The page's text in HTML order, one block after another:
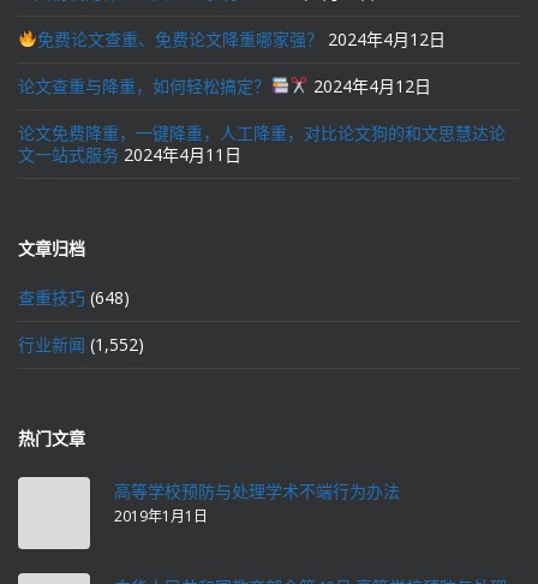
免费论文查重、免费论文降重哪家强？ 2024年4月12日
论文查重与降重，如何轻松搞定？ 2024年4月12日
论文免费降重，一键降重，人工降重，对比论文狗的和文思慧达论
文一站式服务 2024年4月11日
文章归档
查重技巧 (648)
行业新闻 (1,552)
热门文章
高等学校预防与处理学术不端行为办法
2019年1月1日